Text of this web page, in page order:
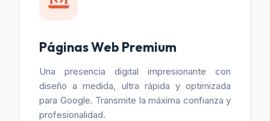
Páginas Web Premium
Una presencia digital impresionante con
diseño a medida, ultra rápida y optimizada
para Google. Transmite la máxima confianza y
profesionalidad.